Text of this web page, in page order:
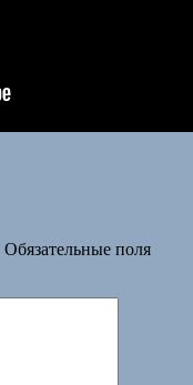
Обязательные поля